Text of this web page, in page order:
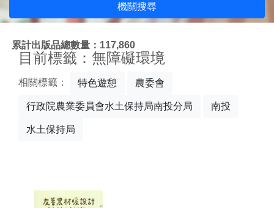
機關搜尋
累計出版品總數量：117,860
目前標籤：無障礙環境
相關標籤： 特色遊憩 農委會
行政院農業委員會水土保持局南投分局 南投
水土保持局